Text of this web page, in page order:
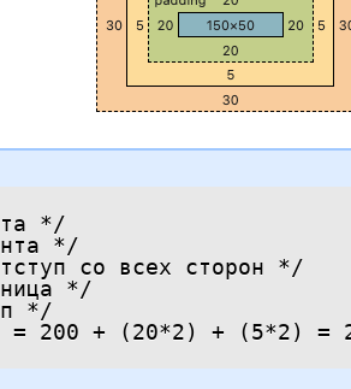
*/
*/
со всех сторон */
*/
*/
200 + (20*2) + (5*2) =